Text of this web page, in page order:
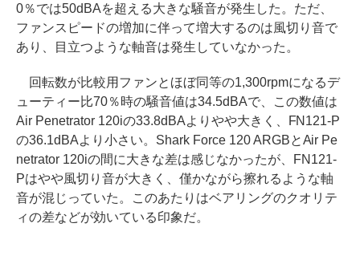
0％では50dBAを超える大きな騒音が発生した。ただ、
ファンスピードの増加に伴って増大するのは風切り音で
あり、目立つような軸音は発生していなかった。
回転数が比較用ファンとほぼ同等の1,300rpmになるデ
ューティー比70％時の騒音値は34.5dBAで、この数値は
Air Penetrator 120iの33.8dBAよりやや大きく、FN121-P
の36.1dBAより小さい。Shark Force 120 ARGBとAir Pe
netrator 120iの間に大きな差は感じなかったが、FN121-
Pはやや風切り音が大きく、僅かながら擦れるような軸
音が混じっていた。このあたりはベアリングのクオリテ
ィの差などが効いている印象だ。